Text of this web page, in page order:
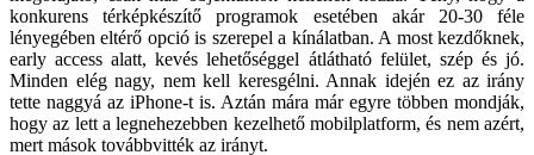
konkurens térképkészítő programok esetében akár 20-30 féle
lényegében eltérő opció is szerepel a kínálatban. A most kezdőknek,
early access alatt, kevés lehetőséggel átlátható felület, szép és jó.
Minden elég nagy, nem kell keresgélni. Annak idején ez az irány
tette naggyá az iPhone-t is. Aztán mára már egyre többen mondják,
hogy az lett a legnehezebben kezelhető mobilplatform, és nem azért,
mert mások továbbvitték az irányt.